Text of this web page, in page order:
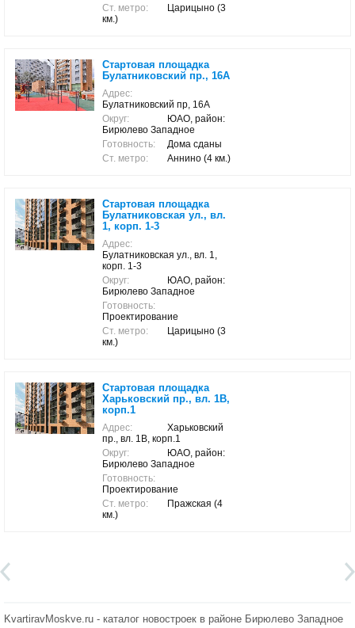
Ст. метро:
Царицыно (3
км.)
Стартовая площадка
Булатниковский пр., 16А
Адрес:
Булатниковский пр, 16А
Округ:
ЮАО, район:
Бирюлево Западное
Готовность:
Дома сданы
Ст. метро:
Аннино (4 км.)
Стартовая площадка
Булатниковская ул., вл.
1, корп. 1-3
Адрес:
Булатниковская ул., вл. 1,
корп. 1-3
Округ:
ЮАО, район:
Бирюлево Западное
Готовность:
Проектирование
Ст. метро:
Царицыно (3
км.)
Стартовая площадка
Харьковский пр., вл. 1В,
корп.1
Адрес:
Харьковский
пр., вл. 1В, корп.1
Округ:
ЮАО, район:
Бирюлево Западное
Готовность:
Проектирование
Ст. метро:
Пражская (4
км.)
KvartiravMoskve.ru - каталог новостроек в районе Бирюлево Западное